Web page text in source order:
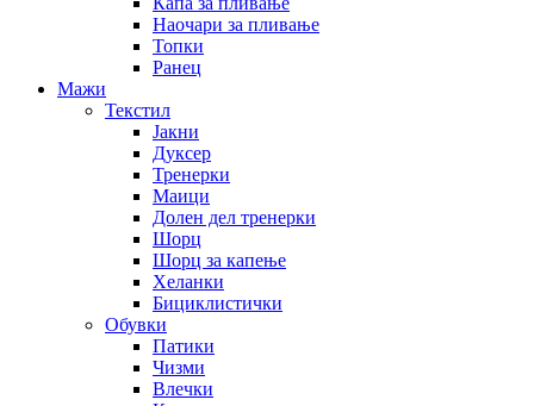
Наочари за пливање
Топки
Ранец
Мажи
Текстил
Јакни
Дуксер
Тренерки
Маици
Долен дел тренерки
Шорц
Шорц за капење
Хеланки
Бициклистички
Обувки
Патики
Чизми
Влечки